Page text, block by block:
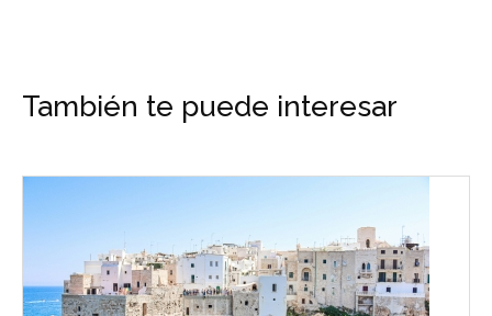
También te puede interesar